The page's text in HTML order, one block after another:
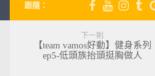
跟隨：
下一則
【team vamos好動】健身系列
ep5-低頭族抬頭挺胸做人